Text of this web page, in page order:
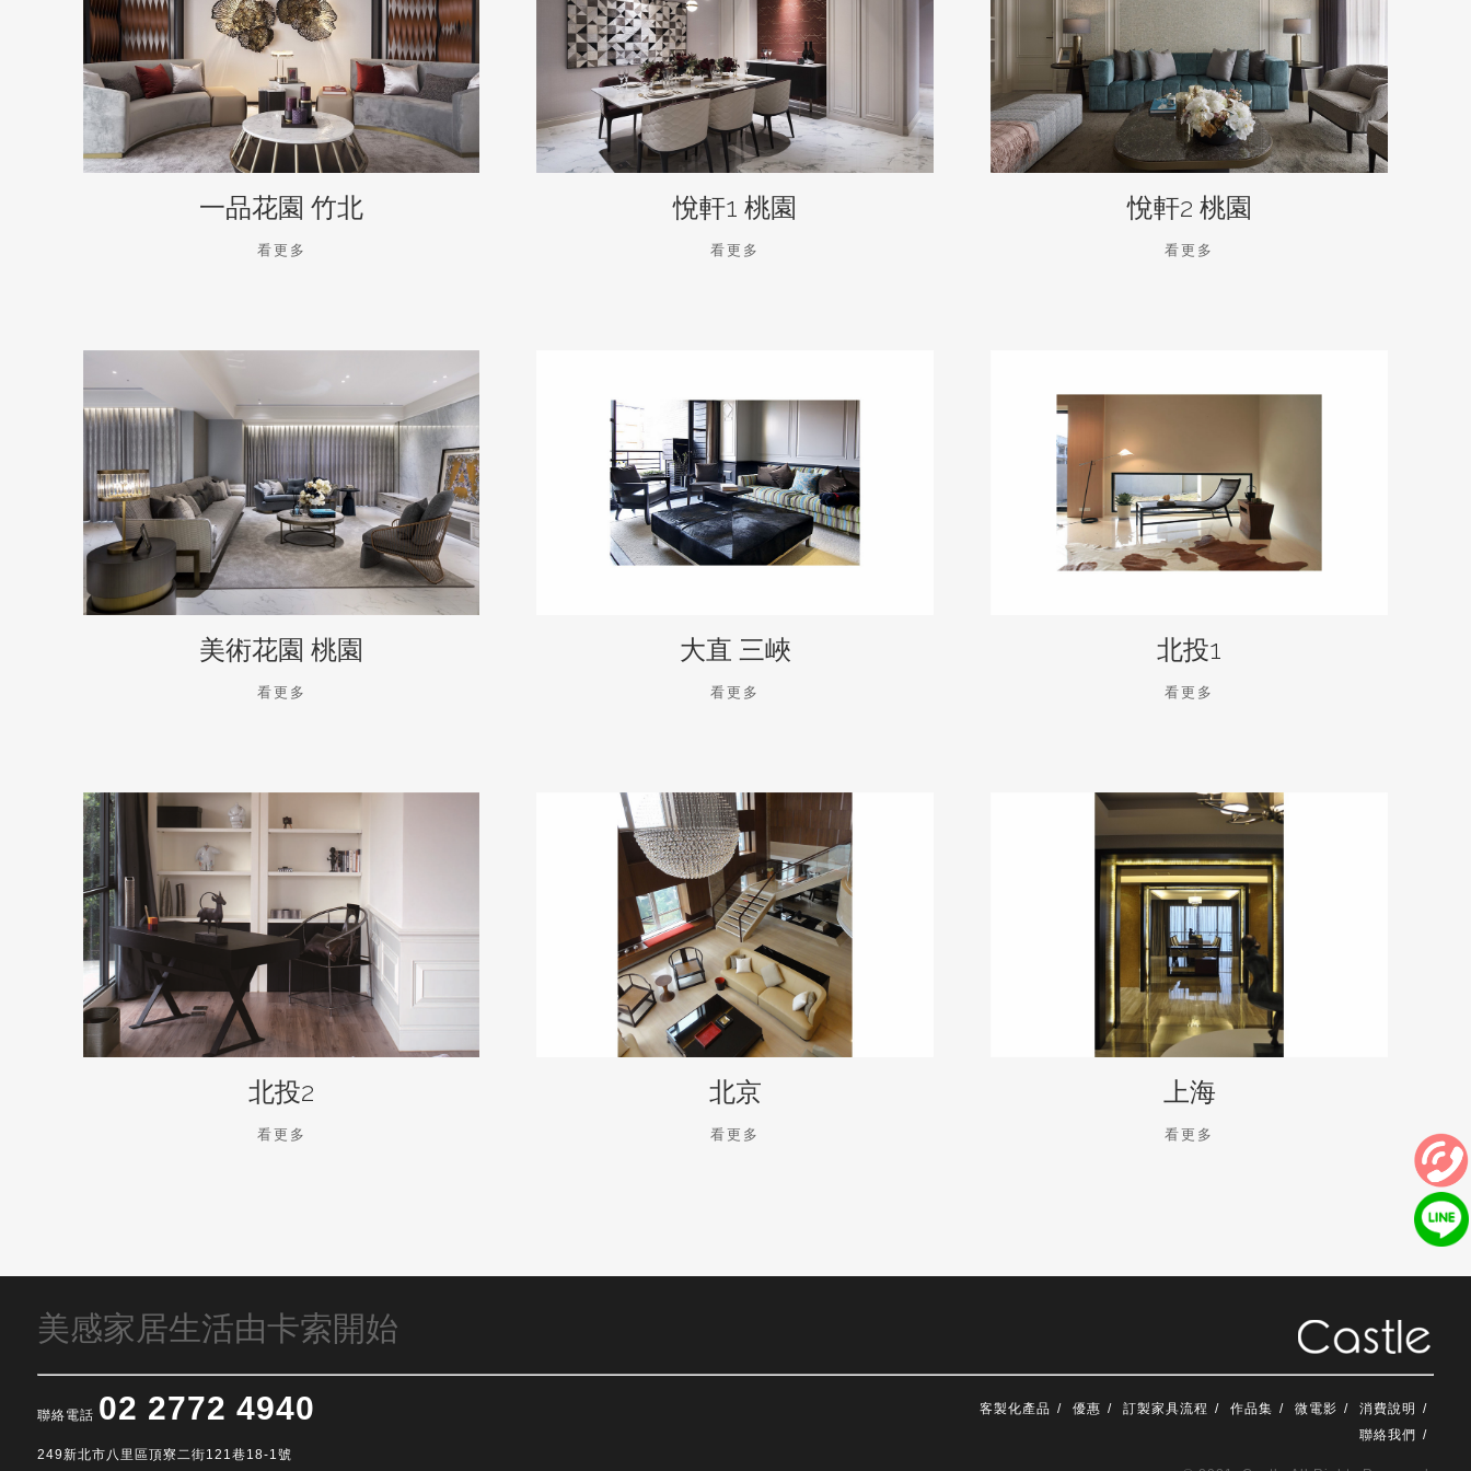
一品花園 竹北
看更多
悅軒1 桃園
看更多
悅軒2 桃園
看更多
美術花園 桃園
看更多
大直 三峽
看更多
北投1
看更多
北投2
看更多
北京
看更多
上海
看更多
美感家居生活由卡索開始
聯絡電話 02 2772 4940
249新北市八里區頂寮二街121巷18-1號
客製化產品 優惠 訂製家具流程 作品集 微電影
消費說明
聯絡我們